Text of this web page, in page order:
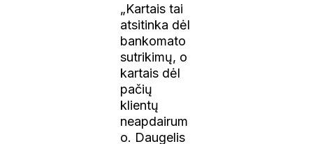
„Kartais tai
atsitinka dėl
bankomato
sutrikimų, o
kartais dėl
pačių
klientų
neapdairum
o. Daugelis